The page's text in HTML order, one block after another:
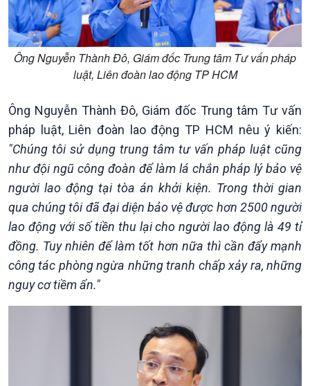
Chính trị
Tin Chính trị
Chính phủ với người dân
Quốc hội với cử tri
Thế giới
Tin thế giới
Vấn đề quốc tế
bền
Ông Nguyễn Thành Đô, Giám đốc Trung tâm Tư vấn pháp
luật, Liên đoàn lao động TP HCM
Ông Nguyễn Thành Đô, Giám đốc Trung tâm Tư vấn
pháp luật, Liên đoàn lao động TP HCM nêu ý kiến:
"Chúng tôi sử dụng trung tâm tư vấn pháp luật cũng
như đội ngũ công đoàn để làm lá chắn pháp lý bảo vệ
người lao động tại tòa án khởi kiện. Trong thời gian
qua chúng tôi đã đại diện bảo vệ được hơn 2500 người
lao động với số tiền thu lại cho người lao động là 49 tỉ
đồng. Tuy nhiên để làm tốt hơn nữa thì cần đẩy mạnh
công tác phòng ngừa những tranh chấp xảy ra, những
nguy cơ tiềm ẩn."